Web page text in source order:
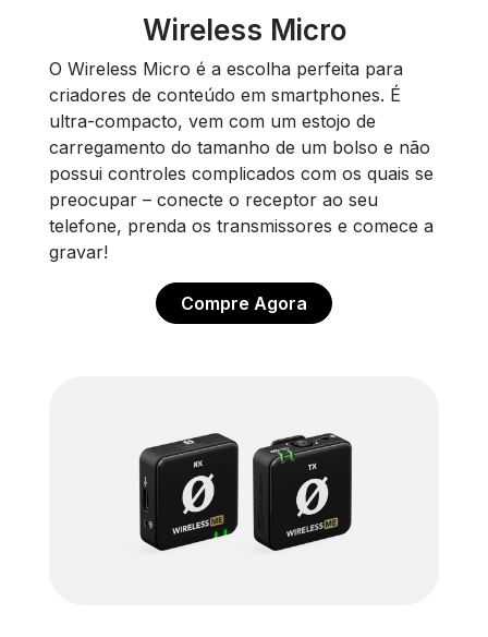
Wireless Micro
O Wireless Micro é a escolha perfeita para
criadores de conteúdo em smartphones. É
ultra-compacto, vem com um estojo de
carregamento do tamanho de um bolso e não
possui controles complicados com os quais se
preocupar – conecte o receptor ao seu
telefone, prenda os transmissores e comece a
gravar!
Compre Agora